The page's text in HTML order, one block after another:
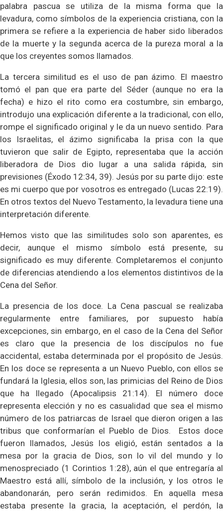
palabra pascua se utiliza de la misma forma que la
levadura, como símbolos de la experiencia cristiana, con la
primera se refiere a la experiencia de haber sido liberados
de la muerte y la segunda acerca de la pureza moral a la
que los creyentes somos llamados.
La tercera similitud es el uso de pan ázimo. El maestro
tomó el pan que era parte del Séder (aunque no era la
fecha) e hizo el rito como era costumbre, sin embargo,
introdujo una explicación diferente a la tradicional, con ello,
rompe el significado original y le da un nuevo sentido. Para
los Israelitas, el ázimo significaba la prisa con la que
tuvieron que salir de Egipto, representaba que la acción
liberadora de Dios dio lugar a una salida rápida, sin
previsiones (Éxodo 12:34, 39). Jesús por su parte dijo: este
es mi cuerpo que por vosotros es entregado (Lucas 22:19).
En otros textos del Nuevo Testamento, la levadura tiene una
interpretación diferente.
Hemos visto que las similitudes solo son aparentes, es
decir, aunque el mismo símbolo está presente, su
significado es muy diferente. Completaremos el conjunto
de diferencias atendiendo a los elementos distintivos de la
Cena del Señor.
La presencia de los doce. La Cena pascual se realizaba
regularmente entre familiares, por supuesto había
excepciones, sin embargo, en el caso de la Cena del Señor
es claro que la presencia de los discípulos no fue
accidental, estaba determinada por el propósito de Jesús.
En los doce se representa a un Nuevo Pueblo, con ellos se
fundará la Iglesia, ellos son, las primicias del Reino de Dios
que ha llegado (Apocalipsis 21:14). El número doce
representa elección y no es casualidad que sea el mismo
número de los patriarcas de Israel que dieron origen a las
tribus que conformarían el Pueblo de Dios.
Estos doce
fueron llamados, Jesús los eligió, están sentados a la
mesa por la gracia de Dios, son lo vil del mundo y lo
menospreciado (1 Corintios 1:28), aún el que entregaría al
Maestro está allí, símbolo de la inclusión, y los otros le
abandonarán, pero serán redimidos. En aquella mesa
estaba presente la gracia, la aceptación, el perdón, la